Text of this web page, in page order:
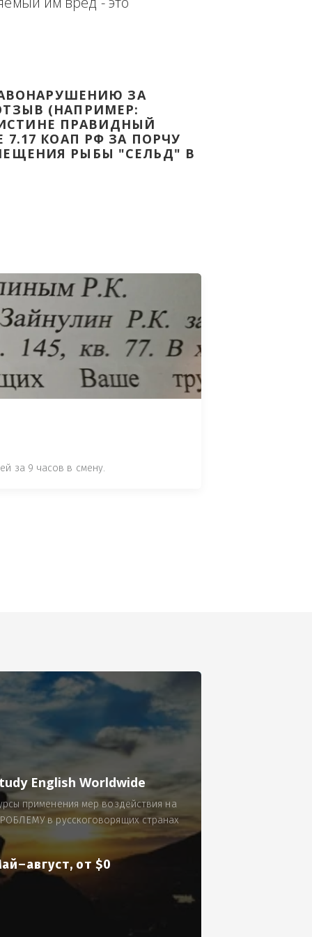
доказательством с целью -
Законодательства Российской
ПРАВОНАРУШЕНИЮ ЗА
ВАШ ОТЗЫВ (НАПРИМЕР:
ВОИСТИНЕ ПРАВИДНЫЙ
7.17 КОАП РФ ЗА ПОРЧУ
ПОМЕЩЕНИЯ РЫБЫ "СЕЛЬД" В
300 рублей за 9 часов в смену.